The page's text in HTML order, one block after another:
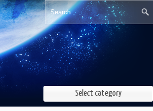
Select category